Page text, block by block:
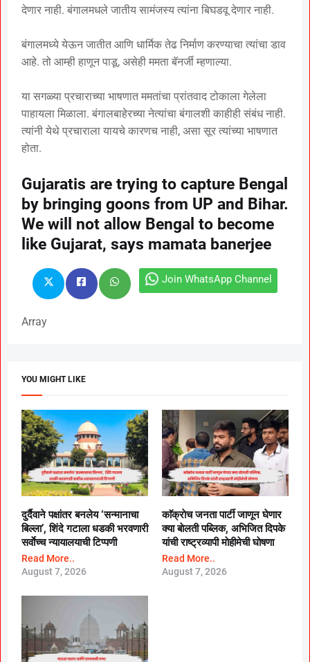
देणार नाही. बंगालमधले जातीय सामंजस्य त्यांना बिघडवू देणार नाही.
बंगालमध्ये येऊन जातीत आणि धार्मिक तेढ निर्माण करण्याचा त्यांचा डाव
आहे. तो आम्ही हाणून पाडू, असेही ममता बॅनर्जी म्हणाल्या.
या सगळ्या प्रचाराच्या भाषणात ममतांचा प्रांतवाद टोकाला गेलेला
पाहायला मिळाला. बंगालबाहेरच्या नेत्यांचा बंगालशी काहीही संबंध नाही.
त्यांनी येथे प्रचाराला यायचे कारणच नाही, असा सूर त्यांच्या भाषणात
होता.
Gujaratis are trying to capture Bengal
by bringing goons from UP and Bihar.
We will not allow Bengal to become
like Gujarat, says mamata banerjee
Join WhatsApp Channel
Array
YOU MIGHT LIKE
दुर्दैवाने पक्षांतर बनलेय ‘सन्मानाचा
बिल्ला’, शिंदे गटाला धडकी भरवणारी
सर्वाेच्च न्यायालयाची टिप्पणी
Read More..
August 7, 2026
काॅक्राेच जनता पार्टी जाणून घेणार
क्या बाेलती पब्लिक, अभिजित दिपके
यांची राष्ट्रव्यापी माेहीमेची घाेषणा
Read More..
August 7, 2026